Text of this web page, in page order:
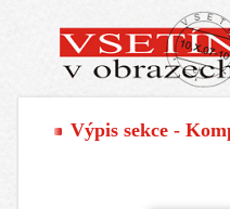
Výpis sekce -